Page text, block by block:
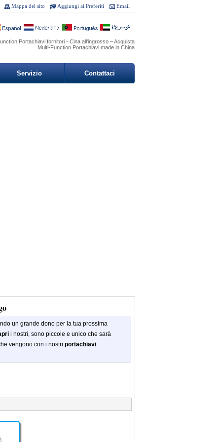
Email
Aggiungi ai Preferiti
Mappa del sito
Portachiavi fornitori - Cina all'ingrosso – Acquista
Multi-Function Portachiavi made in China
Servizio Contattaci
un grande dono per la tua prossima
i nostri, sono piccole e unico che sarà
vengono con i nostri portachiavi